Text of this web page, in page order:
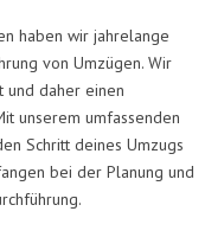
haben wir jahrelange
von Umzügen. Wir
und daher einen
unserem umfassenden
Schritt deines Umzugs
bei der Planung und